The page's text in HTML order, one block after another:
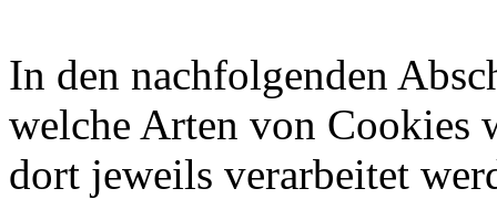
In den nachfolgenden
welche Arten von Cookies
dort jeweils verarbeitet